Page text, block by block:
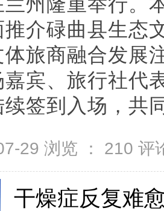
推介碌曲县生态
体旅商融合发展
宾、旅行社代
签到入场，共
29 浏览 ： 210 评
干燥症反复难